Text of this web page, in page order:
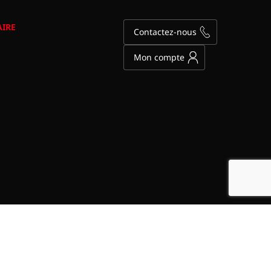
Contactez-nous
Mon compte